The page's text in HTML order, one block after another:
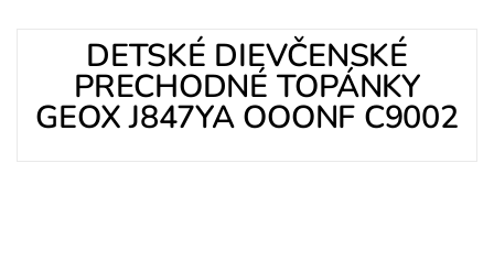
DETSKÉ DIEVČENSKÉ
PRECHODNÉ TOPÁNKY
GEOX J847YA OOONF C9002